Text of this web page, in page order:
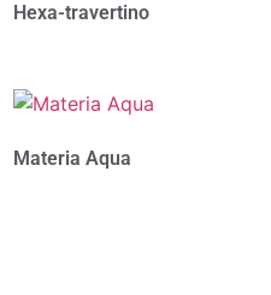
Hexa-travertino
Materia Aqua